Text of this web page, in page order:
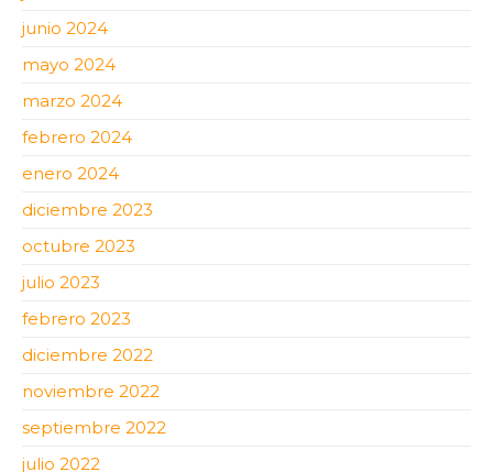
junio 2024
mayo 2024
marzo 2024
febrero 2024
enero 2024
diciembre 2023
octubre 2023
julio 2023
febrero 2023
diciembre 2022
noviembre 2022
septiembre 2022
julio 2022